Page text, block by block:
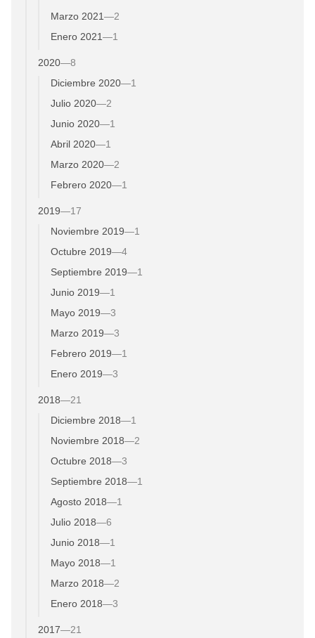
Marzo 2021—2
Enero 2021—1
2020—8
Diciembre 2020—1
Julio 2020—2
Junio 2020—1
Abril 2020—1
Marzo 2020—2
Febrero 2020—1
2019—17
Noviembre 2019—1
Octubre 2019—4
Septiembre 2019—1
Junio 2019—1
Mayo 2019—3
Marzo 2019—3
Febrero 2019—1
Enero 2019—3
2018—21
Diciembre 2018—1
Noviembre 2018—2
Octubre 2018—3
Septiembre 2018—1
Agosto 2018—1
Julio 2018—6
Junio 2018—1
Mayo 2018—1
Marzo 2018—2
Enero 2018—3
2017—21